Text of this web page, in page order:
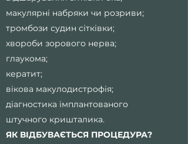
макулярні набряки чи розриви;
тромбози судин сітківки;
хвороби зорового нерва;
глаукома;
кератит;
вікова макулодистрофія;
діагностика імплантованого
штучного кришталика.
ЯК ВІДБУВАЄТЬСЯ ПРОЦЕДУРА?